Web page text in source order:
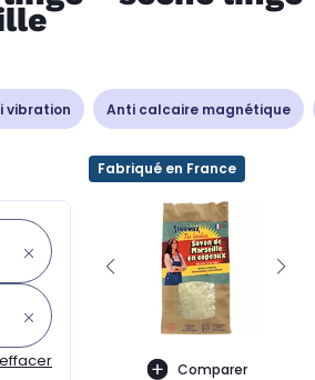
vibration Anti calcaire magnétique
Fabriqué en France
Comparer